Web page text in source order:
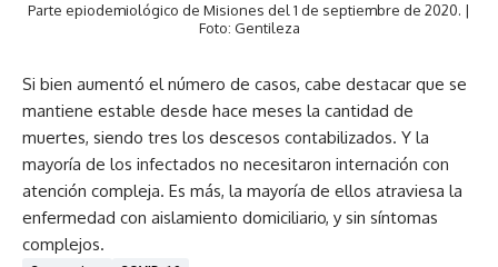
Parte epiodemiológico de Misiones del 1 de septiembre de 2020. |
Foto: Gentileza
Si bien aumentó el número de casos, cabe destacar que se
mantiene estable desde hace meses la cantidad de
muertes, siendo tres los descesos contabilizados. Y la
mayoría de los infectados no necesitaron internación con
atención compleja. Es más, la mayoría de ellos atraviesa la
enfermedad con aislamiento domiciliario, y sin síntomas
complejos.